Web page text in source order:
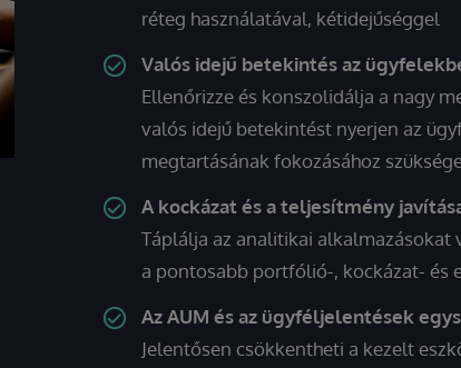
réteg használatával, kétidejűséggel
Valós idejű betekintés az
Ellenőrizze és konszolidálja a nagy
valós idejű betekintést nyerjen az
megtartásának fokozásához
A kockázat és a teljesítmény
Táplálja az analitikai
a pontosabb portfólió-, kockázat- és
Az AUM és az ügyféljelentések
Jelentősen csökkentheti a kezelt